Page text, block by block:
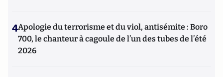
4Apologie du terrorisme et du viol, antisémite : Boro
700, le chanteur à cagoule de l’un des tubes de l’été
2026